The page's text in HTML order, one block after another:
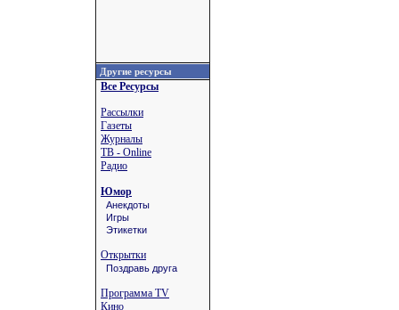
Другие ресурсы
Все Ресурсы
Рассылки
Газеты
Журналы
ТВ - Online
Радио
Юмор
Анекдоты
Игры
Этикетки
Открытки
Поздравь друга
Программа TV
Кино